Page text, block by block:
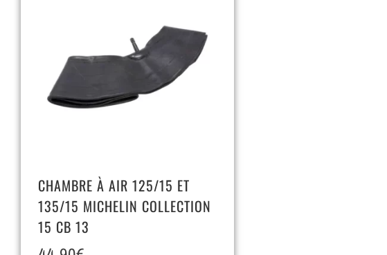
CHAMBRE À AIR 125/15 ET
135/15 MICHELIN COLLECTION
15 CB 13